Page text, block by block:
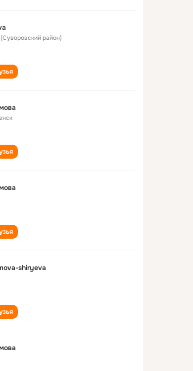
район)
shiryeva